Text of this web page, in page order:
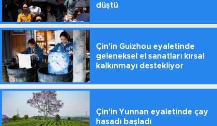
düştü
Çin'in Guizhou eyaletinde
geleneksel el sanatları kırsal
kalkınmayı destekliyor
Çin'in Yunnan eyaletinde çay
hasadı başladı